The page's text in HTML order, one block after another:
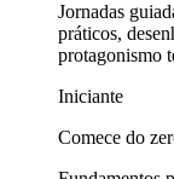
Jornadas
práticos,
protagonismo
Iniciante
Comece do